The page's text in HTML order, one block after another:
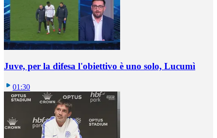
Juve, per la difesa l'obiettivo è uno solo, Lucumì
01:30